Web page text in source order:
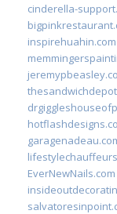
cinderella-
inspirehuahin.com
EverNewNails.com